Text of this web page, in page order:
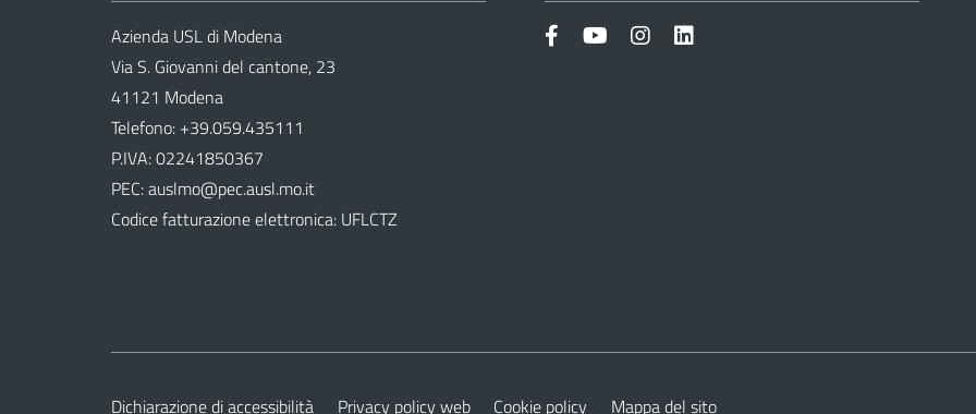
Azienda USL di Modena
Via S. Giovanni del cantone, 23
41121 Modena
Telefono: +39.059.435111
P.IVA: 02241850367
PEC:auslmo@pec.ausl.mo.it
Codice fatturazione elettronica: UFLCTZ
Dichiarazione di accessibilità Privacy policy web Cookie policy Mappa del sito